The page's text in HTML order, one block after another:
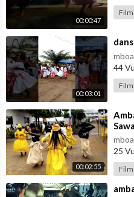
00:00:47
00:03:01
44
00:02:55
25